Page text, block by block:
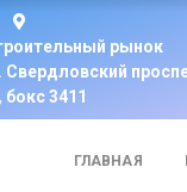
рынок
бокс 3411
ГЛАВНАЯ